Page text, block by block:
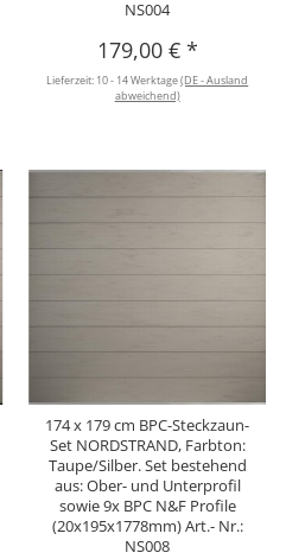
NS004
179,00 € *
Lieferzeit: 10 - 14 Werktage(DE - Ausland
abweichend)
174 x 179 cm BPC-Steckzaun-
Set NORDSTRAND, Farbton:
Taupe/Silber. Set bestehend
aus: Ober- und Unterprofil
sowie 9x BPC N&F Profile
(20x195x1778mm) Art.- Nr.:
NS008